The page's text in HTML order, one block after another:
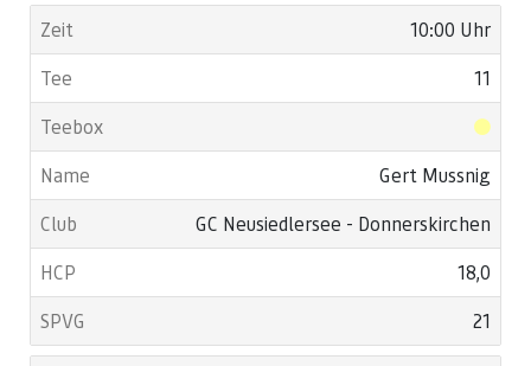
10:00 Uhr
11
Gert Mussnig
GC Neusiedlersee - Donnerskirchen
18,0
21